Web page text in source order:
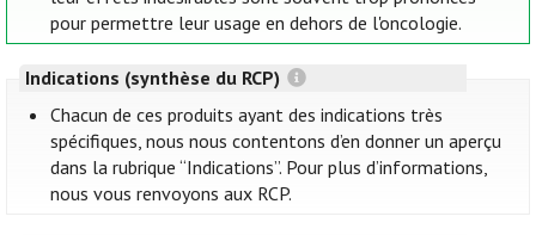
pour permettre leur usage en dehors de l'oncologie.
Indications (synthèse du RCP)
Chacun de ces produits ayant des indications très
spécifiques, nous nous contentons d’en donner un aperçu
dans la rubrique “Indications”. Pour plus d’informations,
nous vous renvoyons aux RCP.